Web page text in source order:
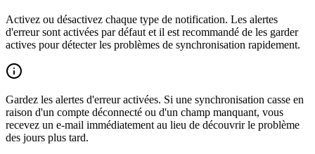
Activez ou désactivez chaque type de notification. Les alertes
d'erreur sont activées par défaut et il est recommandé de les garder
actives pour détecter les problèmes de synchronisation rapidement.
Gardez les alertes d'erreur activées. Si une synchronisation casse en
raison d'un compte déconnecté ou d'un champ manquant, vous
recevez un e-mail immédiatement au lieu de découvrir le problème
des jours plus tard.